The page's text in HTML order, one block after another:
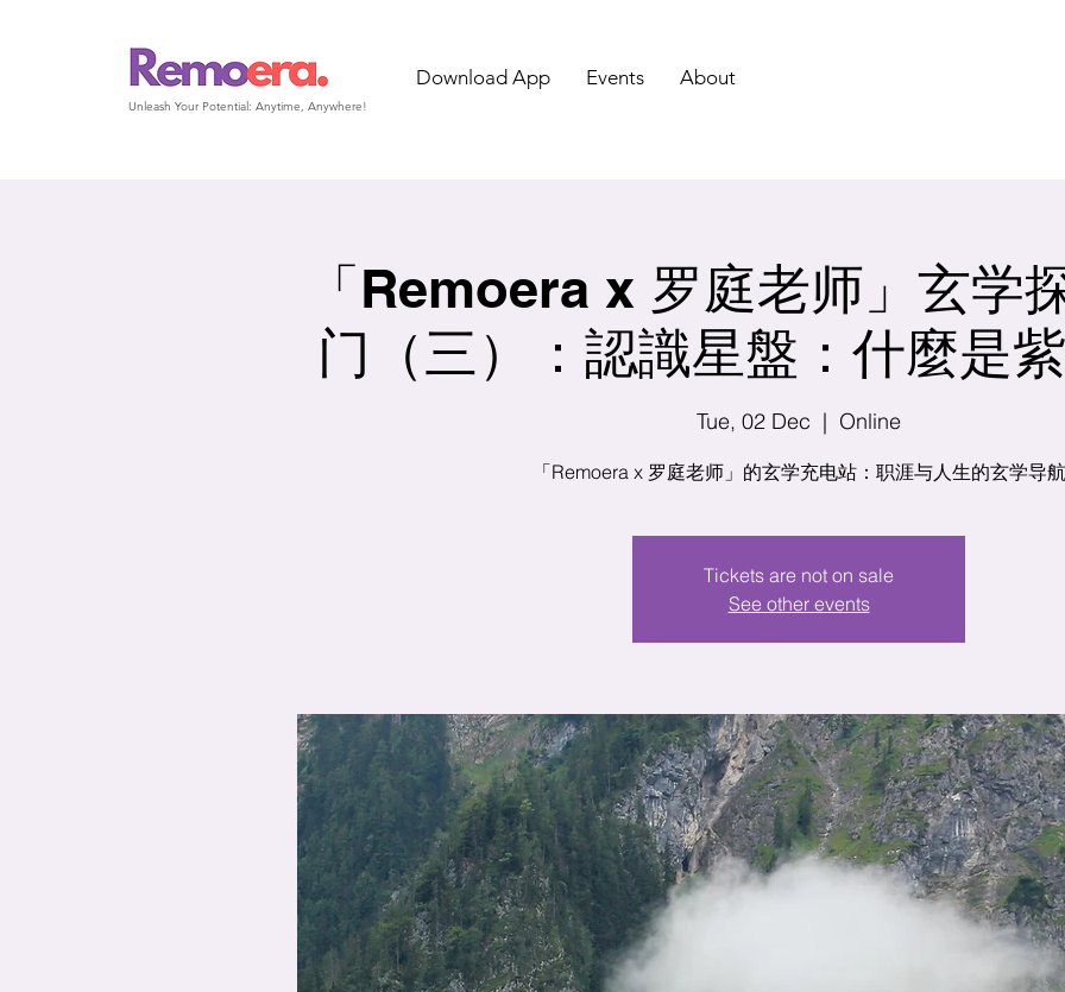
Download App Events About
Unleash Your Potential: Anytime, Anywhere!
「Remoera x 罗庭老师」玄学
门（三）：認識星盤：什麼是
Tue, 02 Dec
  |
Online
「Remoera x 罗庭老师」的玄学充电站：职涯与人生的玄学导航
Tickets are not on sale
See other events